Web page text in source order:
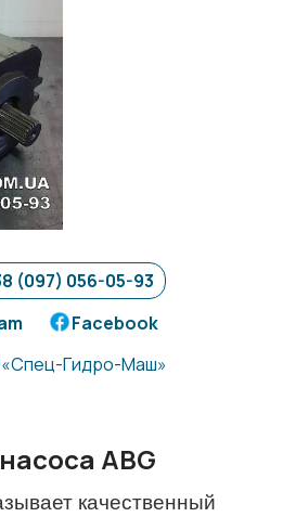
(097) 056-05-93
Facebook
Гидро-Маш»
ABG
качественный